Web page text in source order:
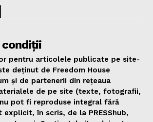
condiții
pentru articolele publicate pe site-
deținut de Freedom House
și de partenerii din rețeaua
de pe site (texte, fotografii,
pot fi reproduse integral fără
în scris, de la PRESShub,